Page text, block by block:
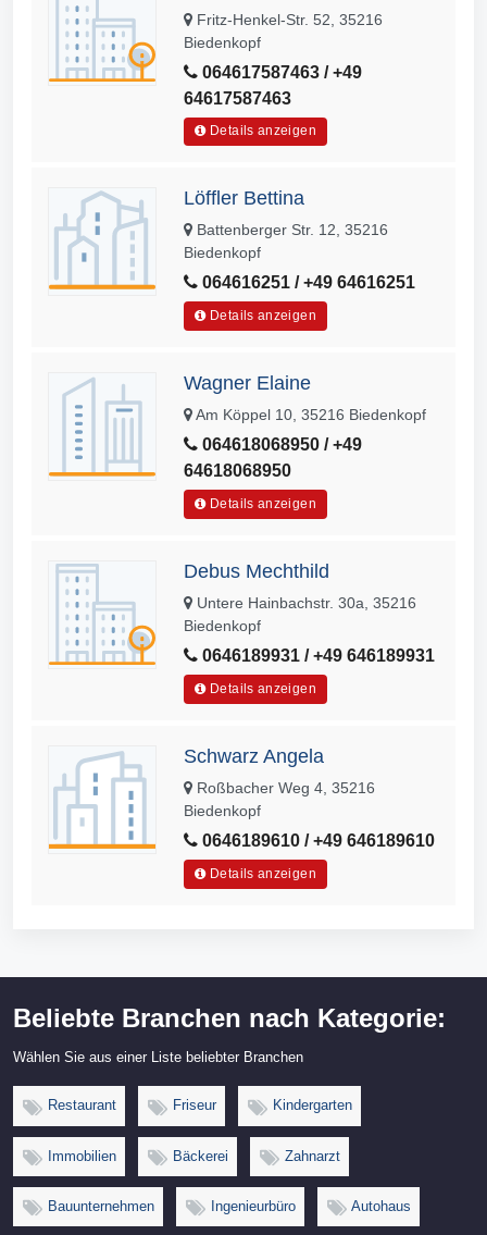
Fritz-Henkel-Str. 52, 35216
Biedenkopf
064617587463 / +49
64617587463
Details anzeigen
Löffler Bettina
Battenberger Str. 12, 35216
Biedenkopf
064616251 / +49 64616251
Details anzeigen
Wagner Elaine
Am Köppel 10, 35216 Biedenkopf
064618068950 / +49
64618068950
Details anzeigen
Debus Mechthild
Untere Hainbachstr. 30a, 35216
Biedenkopf
0646189931 / +49 646189931
Details anzeigen
Schwarz Angela
Roßbacher Weg 4, 35216
Biedenkopf
0646189610 / +49 646189610
Details anzeigen
Beliebte Branchen nach Kategorie:
Wählen Sie aus einer Liste beliebter Branchen
Restaurant Friseur Kindergarten
Immobilien Bäckerei Zahnarzt
Bauunternehmen Ingenieurbüro Autohaus